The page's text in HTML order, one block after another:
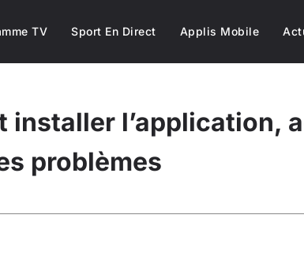
TV Sport En Direct Applis Mobile
installer l’application,
problèmes